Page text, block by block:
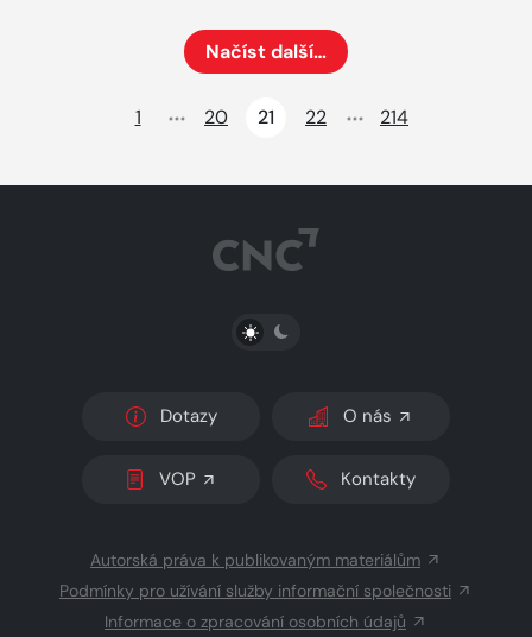
Načíst další…
1
20 21 22 214
PŘEPNOUT SVĚTLÝ/TMAVÝ REŽIM
Dotazy O nás
VOP Kontakty
Autorská práva k publikovaným materiálům
Podmínky pro užívání služby informační společnosti
Informace o zpracování osobních údajů